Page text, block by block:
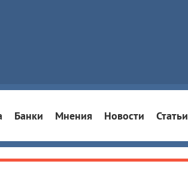
Банки Мнения Новости Статьи